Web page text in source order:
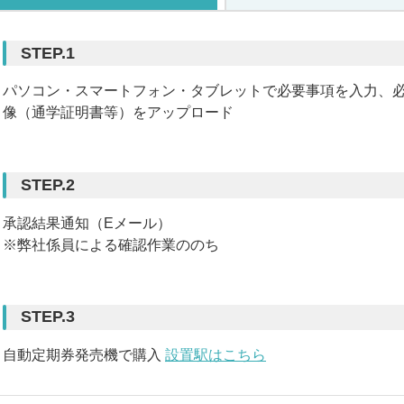
STEP.1
パソコン・スマートフォン・タブレットで必要事項を入力、
像（通学証明書等）をアップロード
STEP.2
承認結果通知（Eメール）
※弊社係員による確認作業ののち
STEP.3
自動定期券発売機で購入 設置駅はこちら